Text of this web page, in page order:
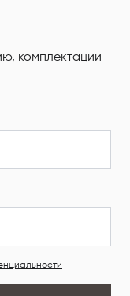
комплектации